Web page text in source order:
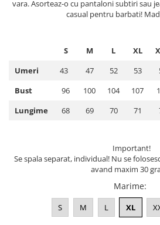
vara. Asorteaz-o cu pantaloni subtiri sau
casual pentru barbati!
S M L XL
Umeri
43 47 52 53
Bust
96 100 104 107
Lungime
68 69 70 71
Important!
Se spala separat, individual! Nu se
avand maxim 30
Marime:
S M L XL